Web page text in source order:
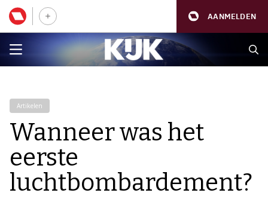
AANMELDEN
Artikelen
Wanneer was het
eerste
luchtbombardement?